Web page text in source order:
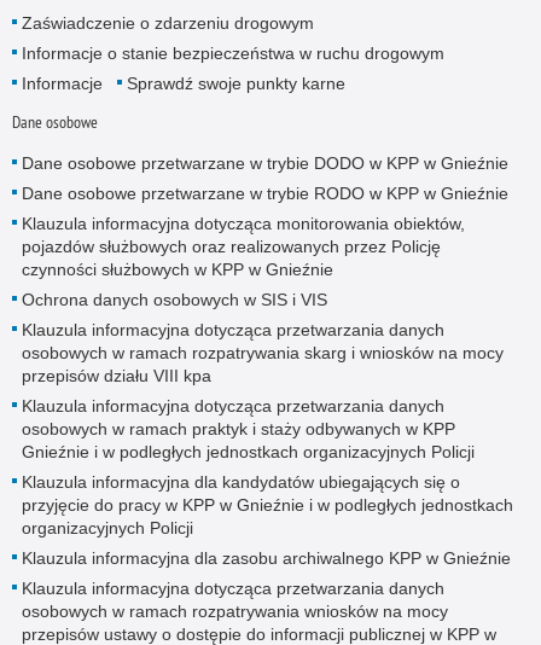
Zaświadczenie o zdarzeniu drogowym
Informacje o stanie bezpieczeństwa w ruchu drogowym
Informacje
Sprawdź swoje punkty karne
Dane osobowe
Dane osobowe przetwarzane w trybie DODO w KPP w Gnieźnie
Dane osobowe przetwarzane w trybie RODO w KPP w Gnieźnie
Klauzula informacyjna dotycząca monitorowania obiektów,
pojazdów służbowych oraz realizowanych przez Policję
czynności służbowych w KPP w Gnieźnie
Ochrona danych osobowych w SIS i VIS
Klauzula informacyjna dotycząca przetwarzania danych
osobowych w ramach rozpatrywania skarg i wniosków na mocy
przepisów działu VIII kpa
Klauzula informacyjna dotycząca przetwarzania danych
osobowych w ramach praktyk i staży odbywanych w KPP
Gnieźnie i w podległych jednostkach organizacyjnych Policji
Klauzula informacyjna dla kandydatów ubiegających się o
przyjęcie do pracy w KPP w Gnieźnie i w podległych jednostkach
organizacyjnych Policji
Klauzula informacyjna dla zasobu archiwalnego KPP w Gnieźnie
Klauzula informacyjna dotycząca przetwarzania danych
osobowych w ramach rozpatrywania wniosków na mocy
przepisów ustawy o dostępie do informacji publicznej w KPP w